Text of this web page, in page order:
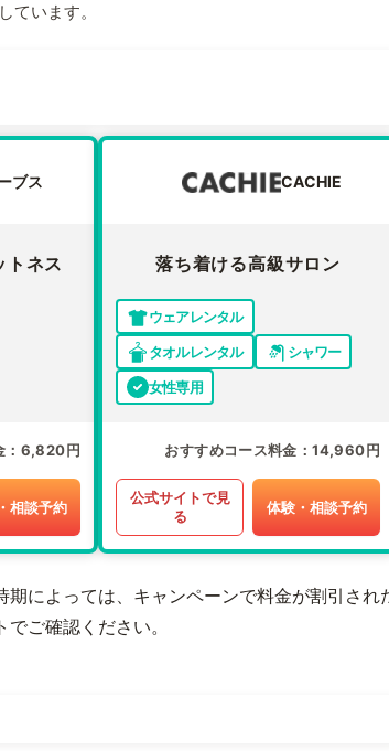
ています。
ブス
ネス
6,820円
相談予約
CACHIE
落ち着ける高級サロン
ウェアレンタル
タオルレンタル
シャワー
女性専用
おすすめコース料金 14,960円
公式サイトで見
る
体験・相談予約
によっては、キャンペーンで料金が割引され
ご確認ください。